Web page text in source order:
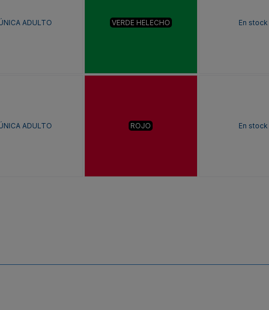
ADULTO VERDE HELECHO En stock
ADULTO ROJO En stock